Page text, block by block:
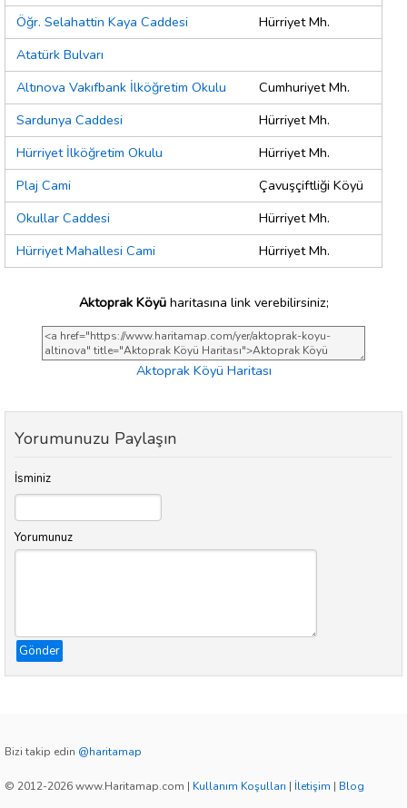
Öğr. Selahattin Kaya Caddesi
Hürriyet Mh.
Atatürk Bulvarı
Altınova Vakıfbank İlköğretim Okulu
Cumhuriyet Mh.
Sardunya Caddesi
Hürriyet Mh.
Hürriyet İlköğretim Okulu
Hürriyet Mh.
Plaj Cami
Çavuşçiftliği Köyü
Okullar Caddesi
Hürriyet Mh.
Hürriyet Mahallesi Cami
Hürriyet Mh.
Aktoprak Köyüharitasına link verebilirsiniz;
Aktoprak Köyü Haritası
Yorumunuzu Paylaşın
İsminiz
Yorumunuz
Gönder
Bizi takip edin @haritamap
© 2012-2026 www.Haritamap.com | Kullanım Koşulları | İletişim | Blog